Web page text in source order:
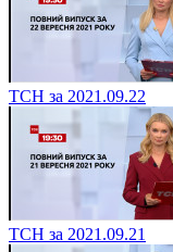
ТСН за 2021.09.22
ТСН за 2021.09.21